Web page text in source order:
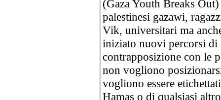
(Gaza Youth Breaks
palestinesi gazawi,
Vik, universitari ma
iniziato nuovi percorsi di
contrapposizione con le
non vogliono
vogliono essere
Hamas o di qualsiasi